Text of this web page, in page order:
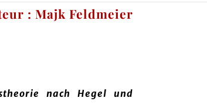
: Majk Feldmeier
nach Hegel und